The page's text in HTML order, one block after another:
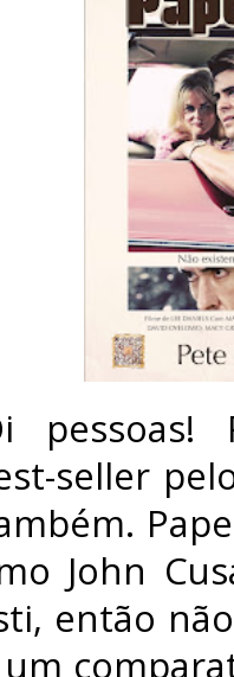
seller
John
então